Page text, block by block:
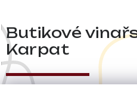
Butikové
Karpat